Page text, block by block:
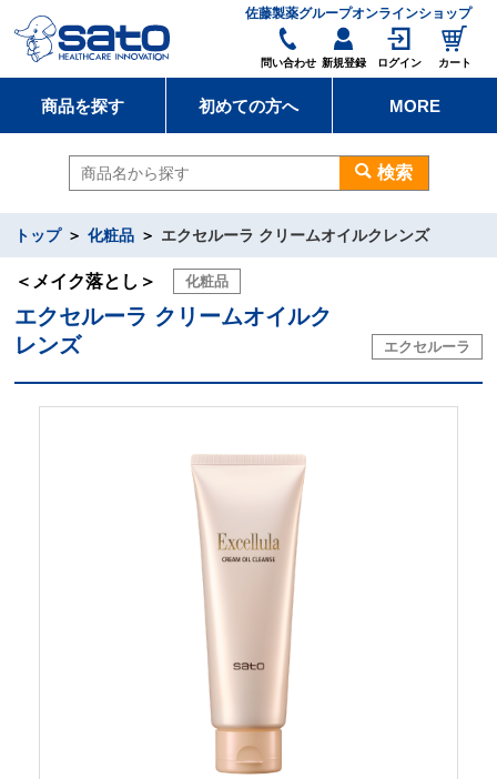
佐藤製薬グループオンラインショップ
問い合わせ 新規登録 ログイン カート
商品を探す 初めての方へ MORE
検索
トップ 化粧品 エクセルーラ クリームオイルクレンズ
エクセルーラ クリームオイルク
レンズ
エクセルーラ
＜メイク落とし＞ 化粧品